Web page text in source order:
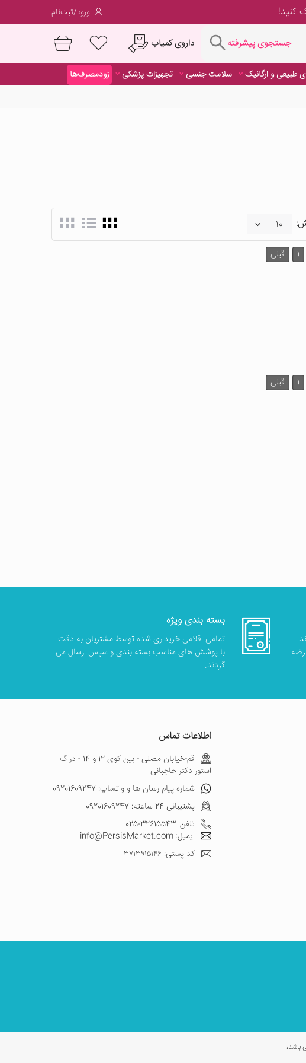
داروی کمیاب
کنید! ورود/ثبت‌نام
جستجوی پیشرفته داروی کمیاب
طبیعی و ارگانیک سلامت جنسی تجهیزات پزشکی
زودمصرف‌ها
قبلی 1
قبلی 1
بسته بندی ویژه
تمامی اقلامی خریداری شده توسط مشتریان به دقت
با پوشش های مناسب بسته بندی و سپس ارسال می
گردند.
اطلاعات تماس
قم-خیابان مصلی - بین کوی 12 و 14 - دراگ
استور دکتر حاجبانی
شماره پیام رسان ها و واتساپ: 09201609247
پشتیبانی 24 ساعته: 09201609247
تلفن: 32615543-025
ایمیل: info@PersisMarket.com
کد پستی: ۳۷۱۳۹۱۵۱۴۶
باشد،